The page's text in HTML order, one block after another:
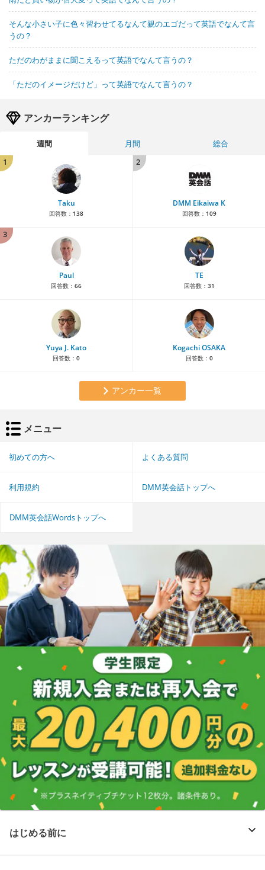
そんな小さい子に色々習わせてるなんて親のエゴだって英語でなんて言
うの？
ただのわがままに聞こえるって英語でなんて言うの？
「ただのイメージだけど」って英語でなんて言うの？
アンカーランキング
週間 月間
総合
1
Taku
回答数： 138
2
DMM Eikaiwa K
回答数： 109
3
Paul
回答数： 66
TE
回答数： 31
Yuya J. Kato
回答数： 0
Kogachi OSAKA
回答数： 0
アンカー一覧
メニュー
初めての方へ よくある質問
利用規約 DMM英会話トップへ
DMM英会話Wordsトップへ
はじめる前に